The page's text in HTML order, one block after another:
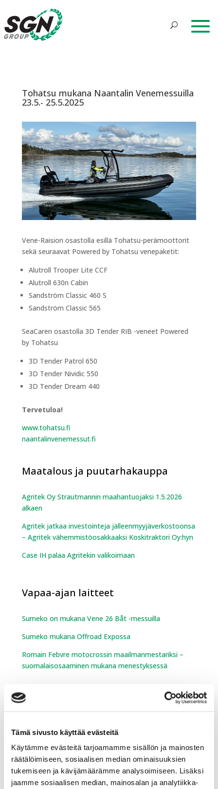
Tämä sivusto käyttää evästeitä
Käytämme evästeitä tarjoamamme sisällön ja mainosten
räätälöimiseen, sosiaalisen median ominaisuuksien
tukemiseen ja kävijämäärämme analysoimiseen. Lisäksi
jaamme sosiaalisen median, mainosalan ja analytiikka-
Tohatsu mukana Naantalin Venemessuilla
23.5.- 25.5.2025
Vene-Raision osastolla esillä Tohatsu-perämoottorit
sekä seuraavat Powered by Tohatsu venepaketit:
Alutroll Trooper Lite CCF
Alutroll 630n Cabin
Sandström Classic 460 S
Sandström Classic 565
SeaCaren osastolla 3D Tender RIB -veneet Powered
by Tohatsu
3D Tender Patrol 650
3D Tender Nividic 550
3D Tender Dream 440
Tervetuloa!
www.tohatsu.fi
naantalinvenemessut.fi
Maatalous ja puutarhakauppa
Agritek Oy Strautmannin maahantuojaksi 1.5.2026
alkaen
Agritek jatkaa investointeja jälleenmyyjäverkostoonsa
– Agritek vähemmistöosakkaaksi Koskitraktori Oy:hyn
Case IH palaa Agritekin valikoimaan
Vapaa-ajan laitteet
Sumeko on mukana Vene 26 Båt -messuilla
Sumeko mukana Offroad Expossa
Romain Febvre motocrossin maailmanmestariksi –
suomalaisosaaminen mukana menestyksessä
Lumen ja jäänteon laitteet ja
Kessu Oy toimitti Vieremälle maailman ensimmäisen
biokaasulla toimivan latukoneen.
Engo-joustokaukalon asennus valmistui
Kempelehalliin!